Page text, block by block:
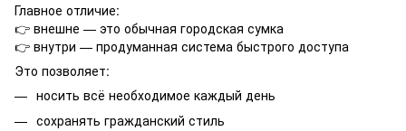
Главное отличие:
👉 внешне — это обычная городская сумка
👉 внутри — продуманная система быстрого доступа
Это позволяет:
носить всё необходимое каждый день
сохранять гражданский стиль